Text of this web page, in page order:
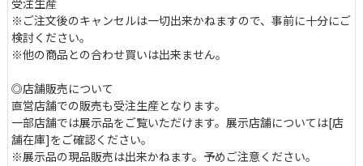
受注生産
※ご注文後のキャンセルは一切出来かねますので、事前に十分にご
検討ください。
※他の商品との合わせ買いは出来ません。
◎店舗販売について
直営店舗での販売も受注生産となります。
一部店舗では展示品をご覧いただけます。展示店舗については[店
舗在庫]をご確認ください。
※展示品の現品販売は出来かねます。予めご注意ください。